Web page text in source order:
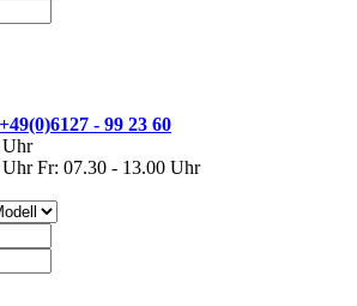
+49(0)6127 - 99 23 60
Fr: 07.30 - 13.00 Uhr